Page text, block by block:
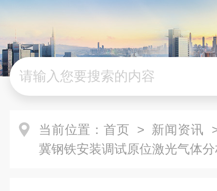
当前位置： 首页 > 新闻资讯
冀钢铁安装调试原位激光气体